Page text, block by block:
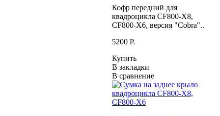
Кофр передний для
квадроцикла CF800-X8,
CF800-X6, версия "Cobra"..
5200 P.
Купить
В закладки
В сравнение